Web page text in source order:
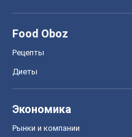
Food Oboz
Рецепты
Диеты
Экономика
Рынки и компании